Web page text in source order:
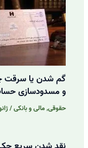
گم شدن یا سرقت
و مسدودسازی
حقوقی,مالی و بانکی/